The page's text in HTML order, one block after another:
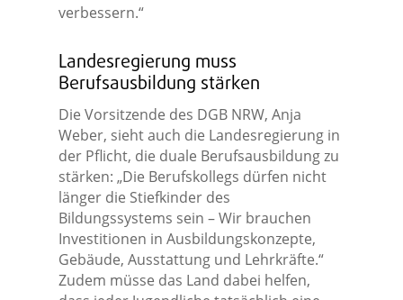
verbessern.“
Landesregierung muss
Berufsausbildung stärken
Die Vorsitzende des DGB NRW, Anja
Weber, sieht auch die Landesregierung in
der Pflicht, die duale Berufsausbildung zu
stärken: „Die Berufskollegs dürfen nicht
länger die Stiefkinder des
Bildungssystems sein – Wir brauchen
Investitionen in Ausbildungskonzepte,
Gebäude, Ausstattung und Lehrkräfte.“
Zudem müsse das Land dabei helfen,